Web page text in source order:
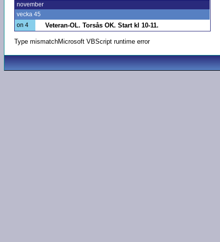
november
vecka 45
on 4
Veteran-OL. Torsås OK. Start kl 10-11.
Type mismatchMicrosoft VBScript runtime error